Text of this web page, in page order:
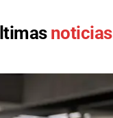
noticias